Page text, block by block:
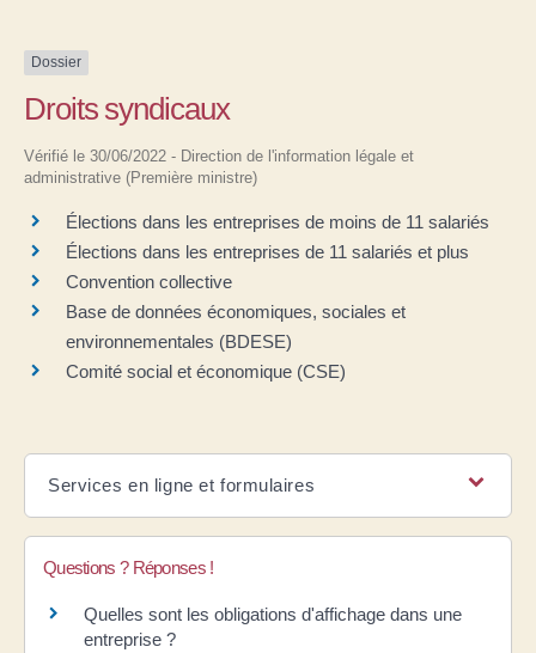
Dossier
Droits syndicaux
Vérifié le 30/06/2022 - Direction de l'information légale et
administrative (Première ministre)
Élections dans les entreprises de moins de 11 salariés
Élections dans les entreprises de 11 salariés et plus
Convention collective
Base de données économiques, sociales et
environnementales (BDESE)
Comité social et économique (CSE)
Services en ligne et formulaires
Questions ? Réponses !
Quelles sont les obligations d'affichage dans une
entreprise ?